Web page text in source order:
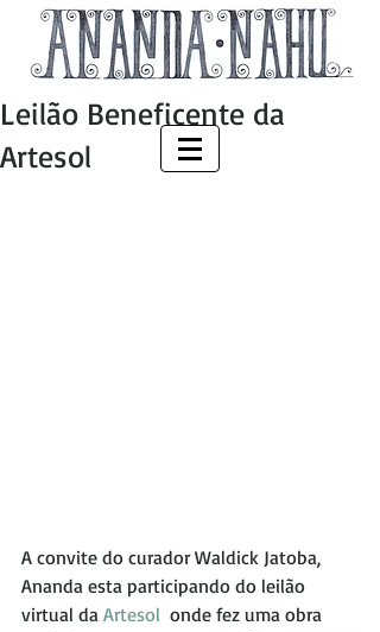
Leilão Beneficente da
Artesol
A convite do curador Waldick Jatoba,
Ananda esta participando do leilão
virtual da Artesol onde fez uma obra